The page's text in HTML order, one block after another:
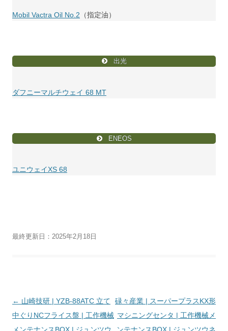
Mobil Vactra Oil No.2 （指定油）
出光
ダフニーマルチウェイ 68 MT
ENEOS
ユニウェイXS 68
最終更新日：2025年2月18日
投
稿
← 山崎技研 | YZB-88ATC 立て
中ぐりNCフライス盤 | 工作機械
碌々産業 | スーパープラスKX形
マシニングセンタ | 工作機械メ